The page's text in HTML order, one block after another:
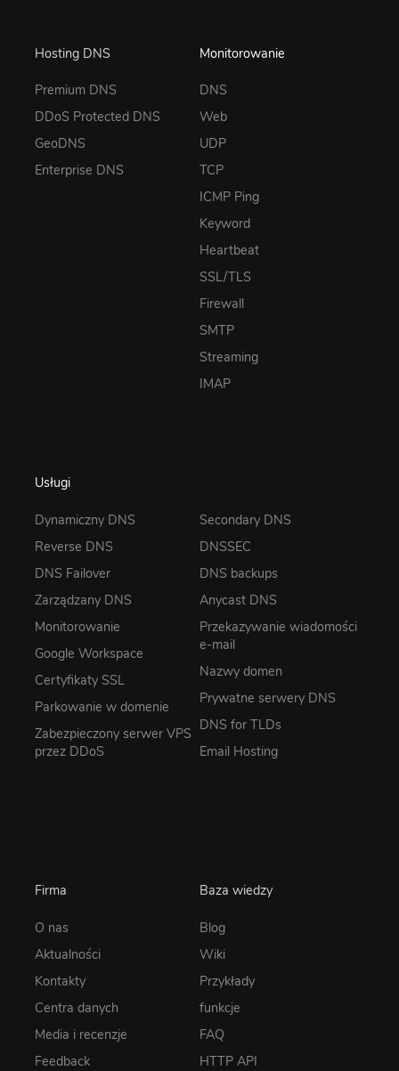
Hosting DNS
Premium DNS
DDoS Protected DNS
GeoDNS
Enterprise DNS
Monitorowanie
DNS
Web
UDP
TCP
ICMP Ping
Keyword
Heartbeat
SSL/TLS
Firewall
SMTP
Streaming
IMAP
Usługi
Dynamiczny DNS
Reverse DNS
DNS Failover
Zarządzany DNS
Monitorowanie
Google Workspace
Certyfikaty SSL
Parkowanie w domenie
Zabezpieczony serwer VPS
przez DDoS
Secondary DNS
DNSSEC
DNS backups
Anycast DNS
Przekazywanie wiadomości
e-mail
Nazwy domen
Prywatne serwery DNS
DNS for TLDs
Email Hosting
Firma
O nas
Aktualności
Kontakty
Centra danych
Media i recenzje
Feedback
Baza wiedzy
Blog
Wiki
Przykłady
funkcje
FAQ
HTTP API